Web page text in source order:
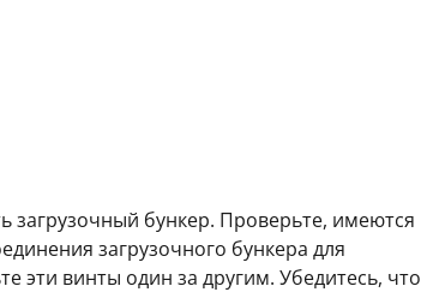
загрузочный бункер. Проверьте, имеются
загрузочного бункера для
эти винты один за другим. Убедитесь, что